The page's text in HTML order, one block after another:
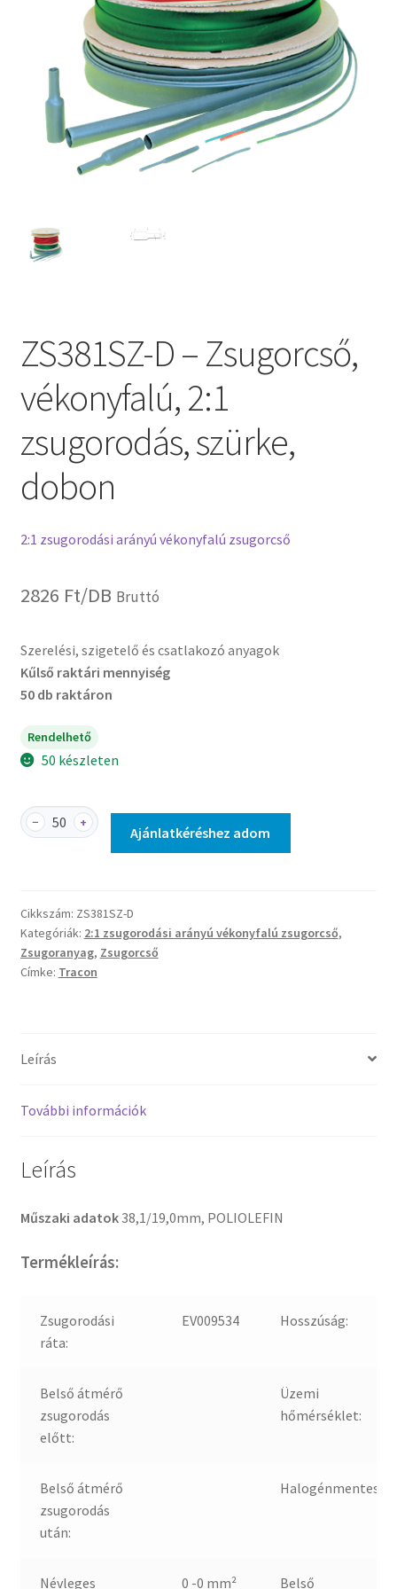
ZS381SZ-D – Zsugorcső,
vékonyfalú, 2:1
zsugorodás, szürke,
dobon
2:1 zsugorodási arányú vékonyfalú zsugorcső
2826 Ft/DB Bruttó
Szerelési, szigetelő és csatlakozó anyagok
Kűlső raktári mennyiség
50 db raktáron
Rendelhető
50 készleten
ZS381SZ-
D
vékonyfalú,
2:1
zsugorodás,
szürke,
− +
Ajánlatkéréshez adom
Cikkszám: ZS381SZ-D
Kategóriák: 2:1 zsugorodási arányú vékonyfalú zsugorcső,
Zsugoranyag, Zsugorcső
Címke: Tracon
Leírás
További információk
Leírás
Műszaki adatok38,1/19,0mm, POLIOLEFIN
Termékleírás:
Zsugorodási
ráta:
EV009534 Hosszúság:
Belső átmérő
zsugorodás
előtt:
Üzemi
hőmérséklet:
Belső átmérő
zsugorodás
után:
Halogénmentes:
Névleges 0 -0 mm² Belső